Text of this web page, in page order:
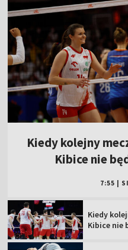
Kiedy kolejny
Kibice nie
7:55
Kiedy
Kibice nie